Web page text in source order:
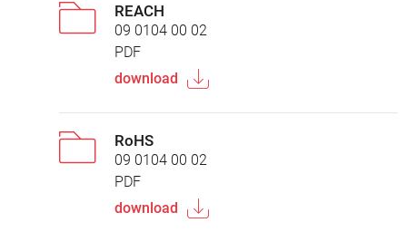
REACH
09 0104 00 02
PDF
download
RoHS
09 0104 00 02
PDF
download